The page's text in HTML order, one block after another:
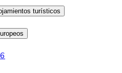
turísticos